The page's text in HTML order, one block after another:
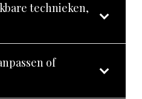
technieken,
of